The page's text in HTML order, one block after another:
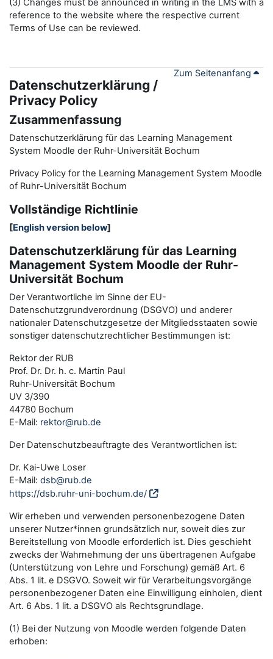
(3) Changes must be announced in writing in the LMS with a
reference to the website where the respective current
Terms of Use can be reviewed.
Zum Seitenanfang
Datenschutzerklärung /
Privacy Policy
Zusammenfassung
Datenschutzerklärung für das Learning Management
System Moodle der Ruhr-Universität Bochum
Privacy Policy for the Learning Management System Moodle
of Ruhr-Universität Bochum
Vollständige Richtlinie
[English version below]
Datenschutzerklärung für das Learning
Management System Moodle der Ruhr-
Universität Bochum
Der Verantwortliche im Sinne der EU-
Datenschutzgrundverordnung (DSGVO) und anderer
nationaler Datenschutzgesetze der Mitgliedsstaaten sowie
sonstiger datenschutzrechtlicher Bestimmungen ist:
Rektor der RUB
Prof. Dr. Dr. h. c. Martin Paul
Ruhr-Universität Bochum
UV 3/390
44780 Bochum
E-Mail: rektor@rub.de
Der Datenschutzbeauftragte des Verantwortlichen ist:
Dr. Kai-Uwe Loser
E-Mail: dsb@rub.de
https://dsb.ruhr-uni-bochum.de/
Wir erheben und verwenden personenbezogene Daten
unserer Nutzer*innen grundsätzlich nur, soweit dies zur
Bereitstellung von Moodle erforderlich ist. Dies geschieht
zwecks der Wahrnehmung der uns übertragenen Aufgabe
(Unterstützung von Lehre und Forschung) gemäß Art. 6
Abs. 1 lit. e DSGVO. Soweit wir für Verarbeitungsvorgänge
personenbezogener Daten eine Einwilligung einholen, dient
Art. 6 Abs. 1 lit. a DSGVO als Rechtsgrundlage.
(1) Bei der Nutzung von Moodle werden folgende Daten
erhoben: